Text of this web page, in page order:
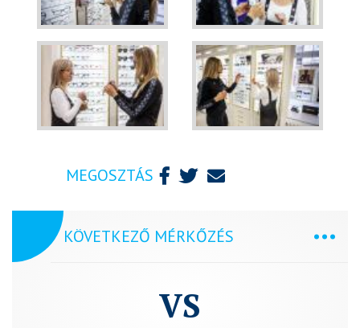
MEGOSZTÁS
KÖVETKEZŐ MÉRKŐZÉS
VS